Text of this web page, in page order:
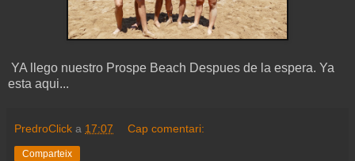
YA llego nuestro Prospe Beach Despues de la espera. Ya
esta aqui...
PredroClick a 17:07 Cap comentari:
Comparteix